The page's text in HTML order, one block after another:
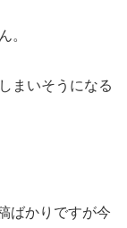
。
まいそうになる
ばかりですが今